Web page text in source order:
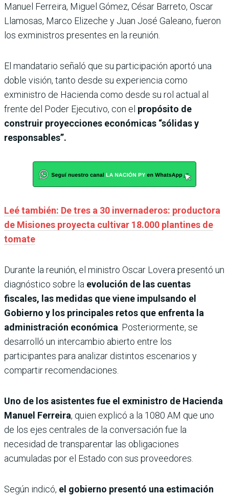
Manuel Ferreira, Miguel Gómez, César Barreto, Oscar
Llamosas, Marco Elizeche y Juan José Galeano, fueron
los exministros presentes en la reunión.
El mandatario señaló que su participación aportó una
doble visión, tanto desde su experiencia como
exministro de Hacienda como desde su rol actual al
frente del Poder Ejecutivo, con el propósito de
construir proyecciones económicas “sólidas y
responsables”.
Leé también: De tres a 30 invernaderos: productora
de Misiones proyecta cultivar 18.000 plantines de
tomate
Durante la reunión, el ministro Oscar Lovera presentó un
diagnóstico sobre la evolución de las cuentas
fiscales, las medidas que viene impulsando el
Gobierno y los principales retos que enfrenta la
administración económica . Posteriormente, se
desarrolló un intercambio abierto entre los
participantes para analizar distintos escenarios y
compartir recomendaciones.
Uno de los asistentes fue el exministro de Hacienda
Manuel Ferreira, quien explicó a la 1080 AM que uno
de los ejes centrales de la conversación fue la
necesidad de transparentar las obligaciones
acumuladas por el Estado con sus proveedores.
Según indicó, el gobierno presentó una estimación